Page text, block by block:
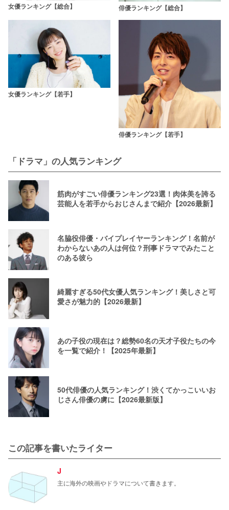
女優ランキング【総合】 俳優ランキング【総合】
女優ランキング【若手】
俳優ランキング【若手】
「ドラマ」の人気ランキング
筋肉がすごい俳優ランキング23選！肉体美を誇る
芸能人を若手からおじさんまで紹介【2026最新】
名脇役俳優・バイプレイヤーランキング！名前が
わからないあの人は何位？刑事ドラマでみたこと
のある彼ら
綺麗すぎる50代女優人気ランキング！美しさと可
愛さが魅力的【2026最新】
あの子役の現在は？総勢60名の天才子役たちの今
を一覧で紹介！【2025年最新】
50代俳優の人気ランキング！渋くてかっこいいお
じさん俳優の虜に【2026最新版】
この記事を書いたライター
J
主に海外の映画やドラマについて書きます。